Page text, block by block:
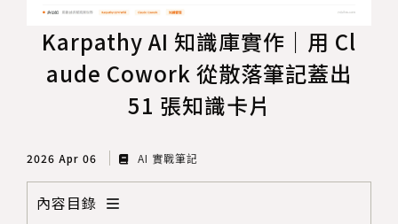
Karpathy AI 知識庫實作｜用 Cl
aude Cowork 從散落筆記蓋出
51 張知識卡片
2026 Apr 06 AI 實戰筆記
內容目錄